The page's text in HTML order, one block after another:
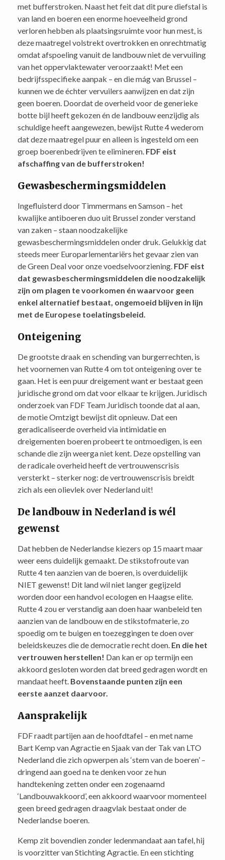
met bufferstroken. Naast het feit dat dit pure diefstal is
van land en boeren een enorme hoeveelheid grond
verloren hebben als plaatsingsruimte voor hun mest, is
deze maatregel volstrekt overtrokken en onrechtmatig
omdat afspoeling vanuit de landbouw niet de vervuiling
van het oppervlaktewater veroorzaakt! Met een
bedrijfsspecifieke aanpak – en die mág van Brussel –
kunnen we de échter vervuilers aanwijzen en dat zijn
geen boeren. Doordat de overheid voor de generieke
botte bijl heeft gekozen én de landbouw eenzijdig als
schuldige heeft aangewezen, bewijst Rutte 4 wederom
dat deze maatregel puur en alleen is ingesteld om een
groep boerenbedrijven te elimineren. FDF eist
afschaffing van de bufferstroken!
Gewasbeschermingsmiddelen
Ingefluisterd door Timmermans en Samson – het
kwalijke antiboeren duo uit Brussel zonder verstand
van zaken – staan noodzakelijke
gewasbeschermingsmiddelen onder druk. Gelukkig dat
steeds meer Europarlementariërs het gevaar zien van
de Green Deal voor onze voedselvoorziening. FDF eist
dat gewasbeschermingsmiddelen die noodzakelijk
zijn om plagen te voorkomen én waarvoor geen
enkel alternatief bestaat, ongemoeid blijven in lijn
met de Europese toelatingsbeleid.
Onteigening
De grootste draak en schending van burgerrechten, is
het voornemen van Rutte 4 om tot onteigening over te
gaan. Het is een puur dreigement want er bestaat geen
juridische grond om dat voor elkaar te krijgen. Juridisch
onderzoek van FDF Team Juridisch toonde dat al aan,
de motie Omtzigt bewijst dit opnieuw. Dat een
geradicaliseerde overheid via intimidatie en
dreigementen boeren probeert te ontmoedigen, is een
schande die zijn weerga niet kent. Deze opstelling van
de radicale overheid heeft de vertrouwenscrisis
versterkt – sterker nog: de vertrouwenscrisis breidt
zich als een olievlek over Nederland uit!
De landbouw in Nederland is wél
gewenst
Dat hebben de Nederlandse kiezers op 15 maart maar
weer eens duidelijk gemaakt. De stikstofroute van
Rutte 4 ten aanzien van de boeren, is overduidelijk
NIET gewenst! Dit land wil niet langer gegijzeld
worden door een handvol ecologen en Haagse elite.
Rutte 4 zou er verstandig aan doen haar wanbeleid ten
aanzien van de landbouw en de stikstofmaterie, zo
spoedig om te buigen en toezeggingen te doen over
beleidskeuzes die de democratie recht doen. En die het
vertrouwen herstellen! Dan kan er op termijn een
akkoord gesloten worden dat breed gedragen wordt en
mandaat heeft. Bovenstaande punten zijn een
eerste aanzet daarvoor.
Aansprakelijk
FDF raadt partijen aan de hoofdtafel – en met name
Bart Kemp van Agractie en Sjaak van der Tak van LTO
Nederland die zich opwerpen als ‘stem van de boeren’ –
dringend aan goed na te denken voor ze hun
handtekening zetten onder een zogenaamd
‘Landbouwakkoord’, een akkoord waarvoor momenteel
geen breed gedragen draagvlak bestaat onder de
Nederlandse boeren.
Kemp zit bovendien zonder ledenmandaat aan tafel, hij
is voorzitter van Stichting Agractie. En een stichting